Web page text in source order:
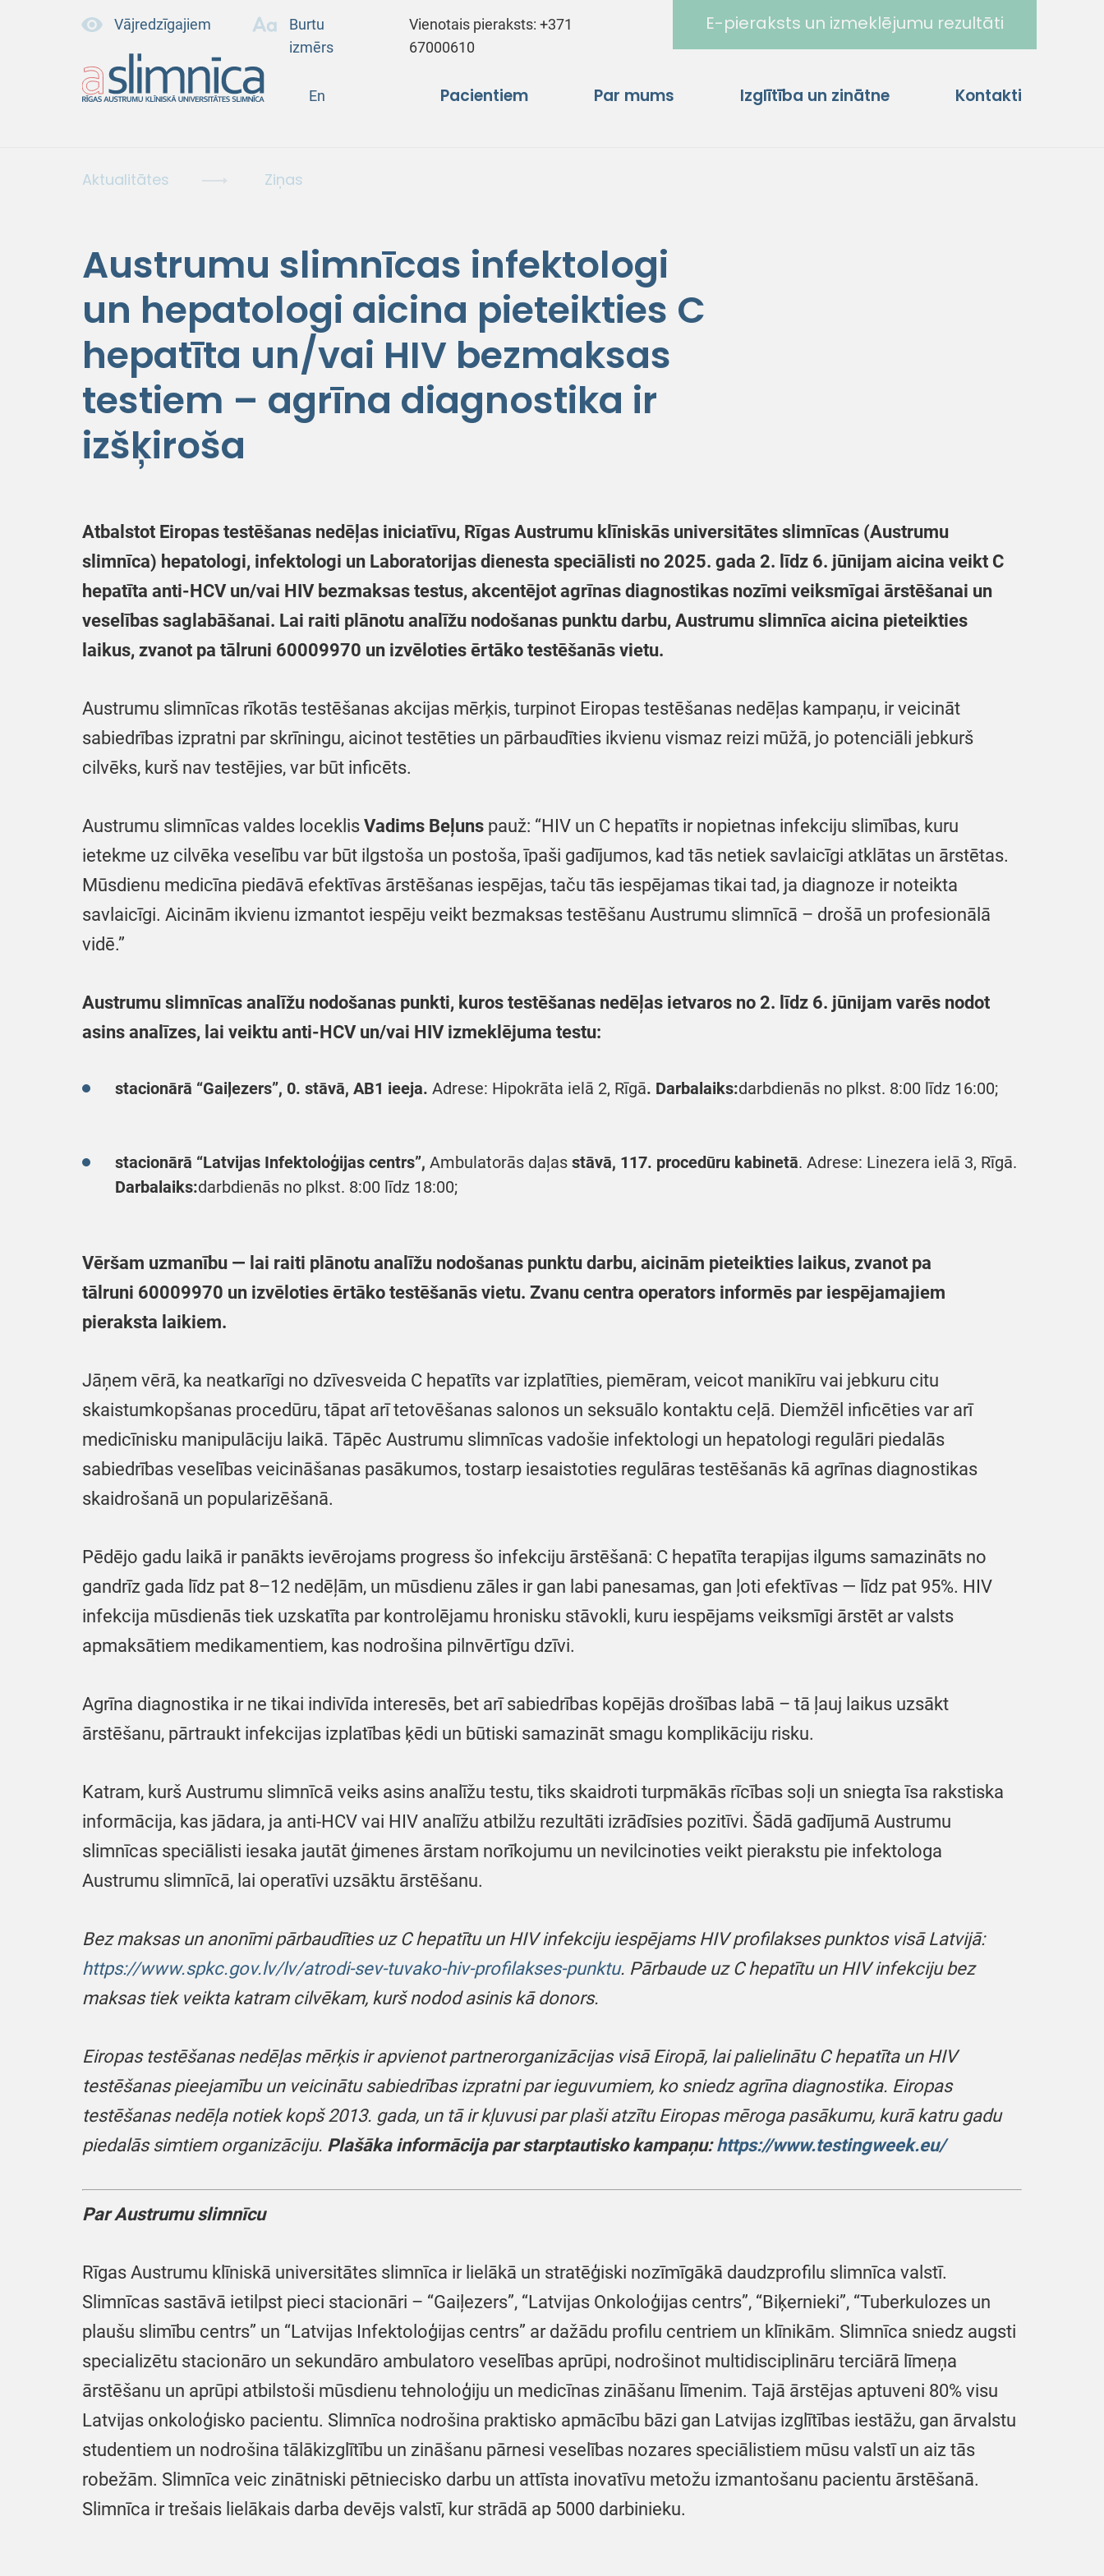
Vājredzīgajiem
Burtu
izmērs
Vienotais pieraksts:+371
67000610
E-pieraksts un izmeklējumu rezultāti
En Pacientiem Par mums Izglītība un zinātne Kontakti
Aktualitātes Ziņas
Austrumu slimnīcas infektologi
un hepatologi aicina pieteikties C
hepatīta un/vai HIV bezmaksas
testiem – agrīna diagnostika ir
izšķiroša
Atbalstot Eiropas testēšanas nedēļas iniciatīvu, Rīgas Austrumu klīniskās universitātes slimnīcas (Austrumu
slimnīca) hepatologi, infektologi un Laboratorijas dienesta speciālisti no 2025. gada 2. līdz 6. jūnijam aicina veikt C
hepatīta anti-HCV un/vai HIV bezmaksas testus, akcentējot agrīnas diagnostikas nozīmi veiksmīgai ārstēšanai un
veselības saglabāšanai. Lai raiti plānotu analīžu nodošanas punktu darbu, Austrumu slimnīca aicina pieteikties
laikus, zvanot pa tālruni 60009970 un izvēloties ērtāko testēšanās vietu.
Austrumu slimnīcas rīkotās testēšanas akcijas mērķis, turpinot Eiropas testēšanas nedēļas kampaņu, ir veicināt
sabiedrības izpratni par skrīningu, aicinot testēties un pārbaudīties ikvienu vismaz reizi mūžā, jo potenciāli jebkurš
cilvēks, kurš nav testējies, var būt inficēts.
Austrumu slimnīcas valdes loceklis Vadims Beļuns pauž: “HIV un C hepatīts ir nopietnas infekciju slimības, kuru
ietekme uz cilvēka veselību var būt ilgstoša un postoša, īpaši gadījumos, kad tās netiek savlaicīgi atklātas un ārstētas.
Mūsdienu medicīna piedāvā efektīvas ārstēšanas iespējas, taču tās iespējamas tikai tad, ja diagnoze ir noteikta
savlaicīgi. Aicinām ikvienu izmantot iespēju veikt bezmaksas testēšanu Austrumu slimnīcā – drošā un profesionālā
vidē.”
Austrumu slimnīcas analīžu nodošanas punkti, kuros testēšanas nedēļas ietvaros no 2. līdz 6. jūnijam varēs nodot
asins analīzes, lai veiktu anti-HCV un/vai HIV izmeklējuma testu:
stacionārā “Gaiļezers”, 0. stāvā, AB1 ieeja. Adrese: Hipokrāta ielā 2, Rīgā. Darbalaiks:darbdienās no plkst. 8:00 līdz 16:00;
stacionārā “Latvijas Infektoloģijas centrs”, Ambulatorās daļas stāvā, 117. procedūru kabinetā. Adrese: Linezera ielā 3, Rīgā.
Darbalaiks:darbdienās no plkst. 8:00 līdz 18:00;
Vēršam uzmanību — lai raiti plānotu analīžu nodošanas punktu darbu, aicinām pieteikties laikus, zvanot pa
tālruni 60009970 un izvēloties ērtāko testēšanās vietu. Zvanu centra operators informēs par iespējamajiem
pieraksta laikiem.
Jāņem vērā, ka neatkarīgi no dzīvesveida C hepatīts var izplatīties, piemēram, veicot manikīru vai jebkuru citu
skaistumkopšanas procedūru, tāpat arī tetovēšanas salonos un seksuālo kontaktu ceļā. Diemžēl inficēties var arī
medicīnisku manipulāciju laikā. Tāpēc Austrumu slimnīcas vadošie infektologi un hepatologi regulāri piedalās
sabiedrības veselības veicināšanas pasākumos, tostarp iesaistoties regulāras testēšanās kā agrīnas diagnostikas
skaidrošanā un popularizēšanā.
Pēdējo gadu laikā ir panākts ievērojams progress šo infekciju ārstēšanā: C hepatīta terapijas ilgums samazināts no
gandrīz gada līdz pat 8–12 nedēļām, un mūsdienu zāles ir gan labi panesamas, gan ļoti efektīvas — līdz pat 95%. HIV
infekcija mūsdienās tiek uzskatīta par kontrolējamu hronisku stāvokli, kuru iespējams veiksmīgi ārstēt ar valsts
apmaksātiem medikamentiem, kas nodrošina pilnvērtīgu dzīvi.
Agrīna diagnostika ir ne tikai indivīda interesēs, bet arī sabiedrības kopējās drošības labā – tā ļauj laikus uzsākt
ārstēšanu, pārtraukt infekcijas izplatības ķēdi un būtiski samazināt smagu komplikāciju risku.
Katram, kurš Austrumu slimnīcā veiks asins analīžu testu, tiks skaidroti turpmākās rīcības soļi un sniegta īsa rakstiska
informācija, kas jādara, ja anti-HCV vai HIV analīžu atbilžu rezultāti izrādīsies pozitīvi. Šādā gadījumā Austrumu
slimnīcas speciālisti iesaka jautāt ģimenes ārstam norīkojumu un nevilcinoties veikt pierakstu pie infektologa
Austrumu slimnīcā, lai operatīvi uzsāktu ārstēšanu.
Bez maksas un anonīmi pārbaudīties uz C hepatītu un HIV infekciju iespējams HIV profilakses punktos visā Latvijā:
https://www.spkc.gov.lv/lv/atrodi-sev-tuvako-hiv-profilakses-punktu. Pārbaude uz C hepatītu un HIV infekciju bez
maksas tiek veikta katram cilvēkam, kurš nodod asinis kā donors.
Eiropas testēšanas nedēļas mērķis ir apvienot partnerorganizācijas visā Eiropā, lai palielinātu C hepatīta un HIV
testēšanas pieejamību un veicinātu sabiedrības izpratni par ieguvumiem, ko sniedz agrīna diagnostika. Eiropas
testēšanas nedēļa notiek kopš 2013. gada, un tā ir kļuvusi par plaši atzītu Eiropas mēroga pasākumu, kurā katru gadu
piedalās simtiem organizāciju. Plašāka informācija par starptautisko kampaņu:https://www.testingweek.eu/
Par Austrumu slimnīcu
Rīgas Austrumu klīniskā universitātes slimnīca ir lielākā un stratēģiski nozīmīgākā daudzprofilu slimnīca valstī.
Slimnīcas sastāvā ietilpst pieci stacionāri – “Gaiļezers”, “Latvijas Onkoloģijas centrs”, “Biķernieki”, “Tuberkulozes un
plaušu slimību centrs” un “Latvijas Infektoloģijas centrs” ar dažādu profilu centriem un klīnikām. Slimnīca sniedz augsti
specializētu stacionāro un sekundāro ambulatoro veselības aprūpi, nodrošinot multidisciplināru terciārā līmeņa
ārstēšanu un aprūpi atbilstoši mūsdienu tehnoloģiju un medicīnas zināšanu līmenim. Tajā ārstējas aptuveni 80% visu
Latvijas onkoloģisko pacientu. Slimnīca nodrošina praktisko apmācību bāzi gan Latvijas izglītības iestāžu, gan ārvalstu
studentiem un nodrošina tālākizglītību un zināšanu pārnesi veselības nozares speciālistiem mūsu valstī un aiz tās
robežām. Slimnīca veic zinātniski pētniecisko darbu un attīsta inovatīvu metožu izmantošanu pacientu ārstēšanā.
Slimnīca ir trešais lielākais darba devējs valstī, kur strādā ap 5000 darbinieku.